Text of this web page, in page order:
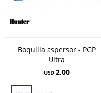
Boquilla aspersor - PGP
Ultra
USD 2,00